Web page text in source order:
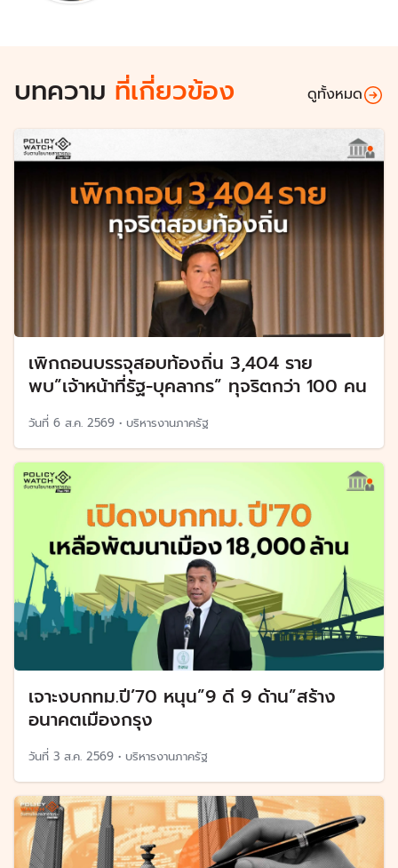
บทความ ที่เกี่ยวข้อง ดูทั้งหมด
เพิกถอนบรรจุสอบท้องถิ่น 3,404 ราย
พบ”เจ้าหน้าที่รัฐ-บุคลากร” ทุจริตกว่า 100 คน
วันที่ 6 ส.ค. 2569 • บริหารงานภาครัฐ
เจาะงบกทม.ปี’70 หนุน”9 ดี 9 ด้าน”สร้าง
อนาคตเมืองกรุง
วันที่ 3 ส.ค. 2569 • บริหารงานภาครัฐ